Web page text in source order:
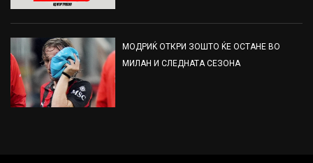
МОДРИЌ ОТКРИ ЗОШТО ЌЕ ОСТАНЕ ВО
МИЛАН И СЛЕДНАТА СЕЗОНА